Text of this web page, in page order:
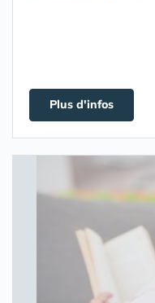
Plus d'infos